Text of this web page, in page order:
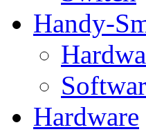
Handy-
Hardware